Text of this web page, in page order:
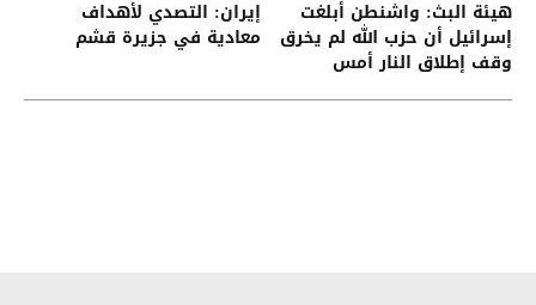
هيئة البث: واشنطن أبلغت
إسرائيل أن حزب الله لم يخرق
وقف إطلاق النار أمس
إيران: التصدي لأهداف
معادية في جزيرة قشم